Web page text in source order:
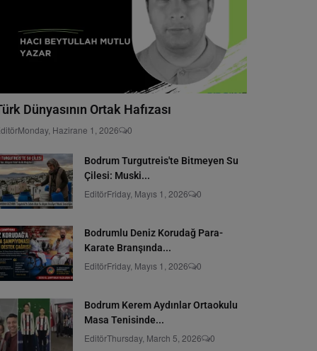
Dünyasının Ortak Hafızası
Monday, Hazirane 1, 2026 0
Bodrum Turgutreis'te Bitmeyen Su
Çilesi: Muski...
EditörFriday, Mayıs 1, 2026 0
Bodrumlu Deniz Korudağ Para-
Karate Branşında...
EditörFriday, Mayıs 1, 2026 0
Bodrum Kerem Aydınlar Ortaokulu
Masa Tenisinde...
EditörThursday, March 5, 2026 0